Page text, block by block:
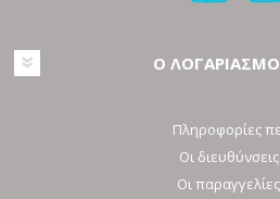
Ο
Πληροφορίες
Οι
Οι